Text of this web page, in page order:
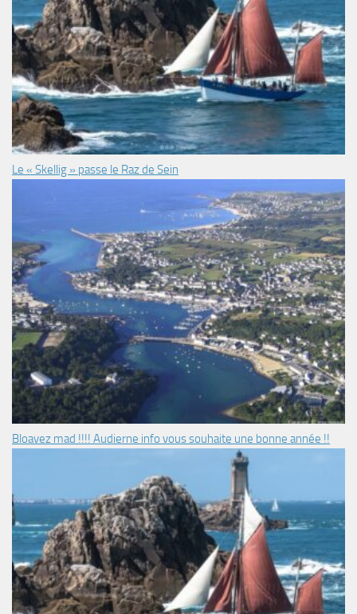
Le « Skellig » passe le Raz de Sein
Bloavez mad !!!! Audierne info vous souhaite une bonne année !!